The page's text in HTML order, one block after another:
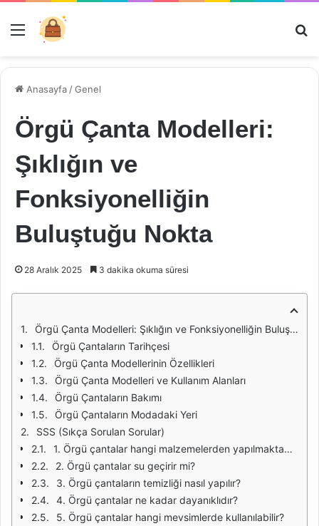
Menü
Anasayfa /Genel
Örgü Çanta Modelleri:
Şıklığın ve
Fonksiyonelliğin
Buluştuğu Nokta
28 Aralık 2025 3 dakika okuma süresi
Örgü Çanta Modelleri: Şıklığın ve Fonksiyonelliğin Buluştuğu Nokta
Örgü Çantaların Tarihçesi
Örgü Çanta Modellerinin Özellikleri
Örgü Çanta Modelleri ve Kullanım Alanları
Örgü Çantaların Bakımı
Örgü Çantaların Modadaki Yeri
SSS (Sıkça Sorulan Sorular)
1. Örgü çantalar hangi malzemelerden yapılmaktadır?
2. Örgü çantalar su geçirir mi?
3. Örgü çantaların temizliği nasıl yapılır?
4. Örgü çantalar ne kadar dayanıklıdır?
5. Örgü çantalar hangi mevsimlerde kullanılabilir?